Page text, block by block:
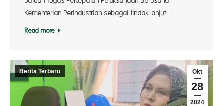
Kementerian Perindustrian sebagai tindak lanjut…
Read more
Okt
28
2024
Berita Terbaru